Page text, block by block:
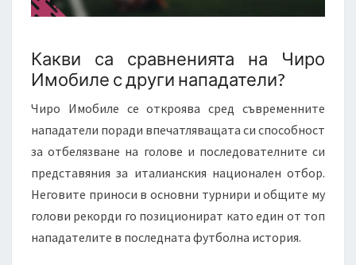
Какви са сравненията на Чиро
Имобиле с други нападатели?
Чиро Имобиле се откроява сред съвременните
нападатели поради впечатляващата си способност
за отбелязване на голове и последователните си
представяния за италианския национален отбор.
Неговите приноси в основни турнири и общите му
голови рекорди го позиционират като един от топ
нападателите в последната футболна история.